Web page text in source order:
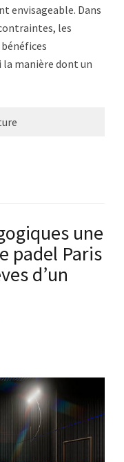
envisageable. Dans
les
la manière dont un
une
padel Paris
d’un